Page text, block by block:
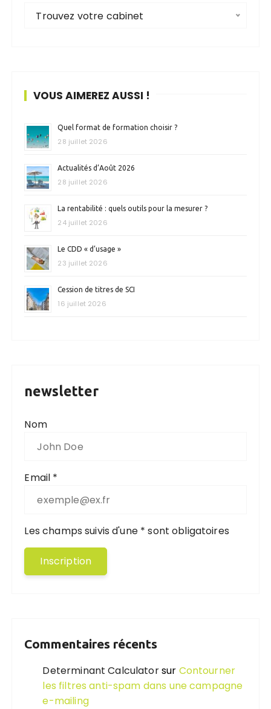
Trouvez votre cabinet
VOUS AIMEREZ AUSSI !
Quel format de formation choisir ?
28 juillet 2026
Actualités d’Août 2026
28 juillet 2026
La rentabilité : quels outils pour la mesurer ?
24 juillet 2026
Le CDD « d’usage »
23 juillet 2026
Cession de titres de SCI
16 juillet 2026
newsletter
Nom
Email *
Les champs suivis d'une * sont obligatoires
Commentaires récents
Determinant Calculatorsur Contourner
les filtres anti-spam dans une campagne
e-mailing